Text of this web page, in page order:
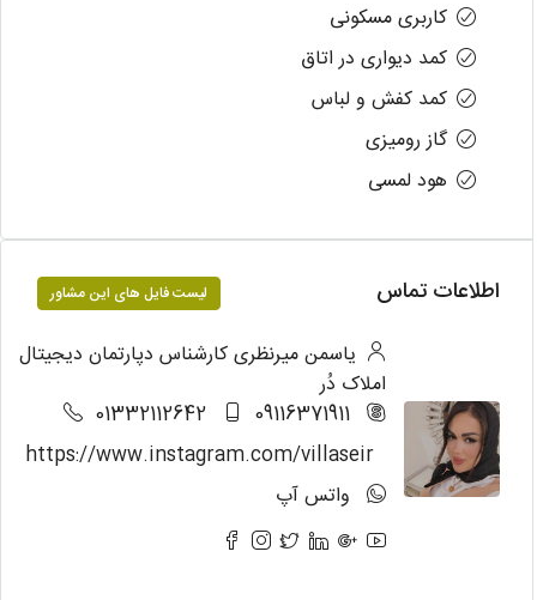
کاربری مسکونی
کمد دیواری در اتاق
کمد کفش و لباس
گاز رومیزی
هود لمسی
اطلاعات تماس لیست فایل های این مشاور
یاسمن میرنظری کارشناس دپارتمان دیجیتال
املاک دُر
01332112642
09116371911
https://www.instagram.com/villaseir
واتس آپ